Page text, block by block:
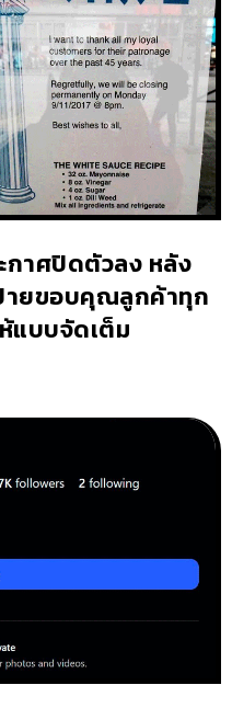
กาศปิดตัวลง หลัง
ายขอบคุณลูกค้าทุก
แบบจัดเต็ม